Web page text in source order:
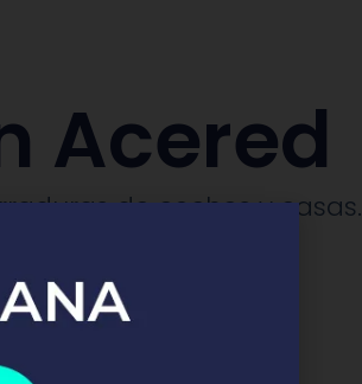
Acered
de coches y casas.​
ya